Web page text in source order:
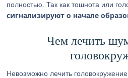
полностью. Так как тошнота или
сигнализируют о начале
Чем лечить
Невозможно лечить